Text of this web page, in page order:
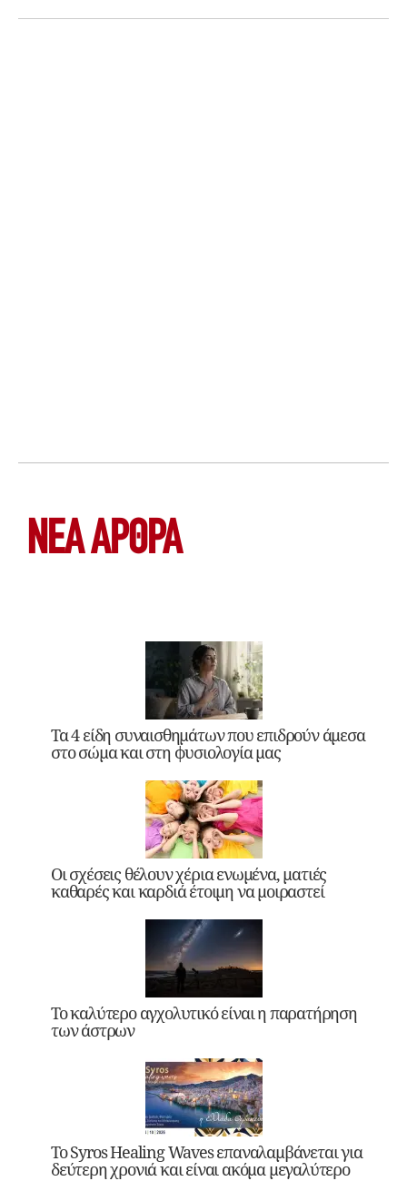
ΝΕΑ ΆΡΘΡΑ
Τα 4 είδη συναισθημάτων που επιδρούν άμεσα
στο σώμα και στη φυσιολογία μας
Οι σχέσεις θέλουν χέρια ενωμένα, ματιές
καθαρές και καρδιά έτοιμη να μοιραστεί
Το καλύτερο αγχολυτικό είναι η παρατήρηση
των άστρων
Το Syros Healing Waves επαναλαμβάνεται για
δεύτερη χρονιά και είναι ακόμα μεγαλύτερο